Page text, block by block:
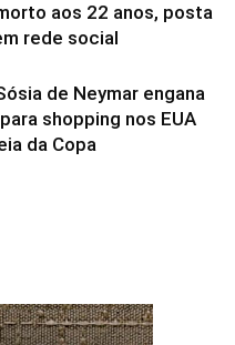
aos 22 anos, posta
rede social
de Neymar engana
shopping nos EUA
da Copa